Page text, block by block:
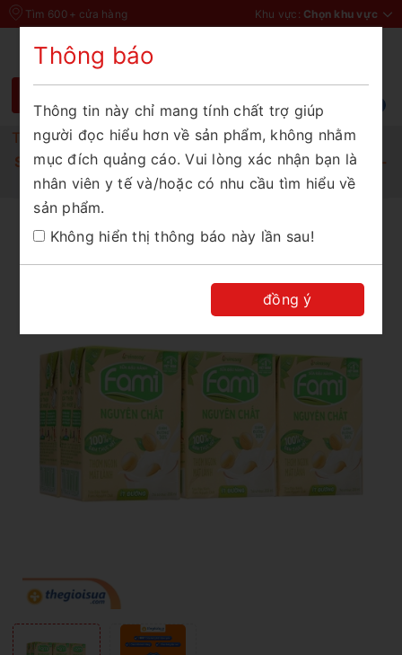
Tìm 600+ cửa hàng Khu vực: Chọn khu vực
Trang chủ
Sữa đậu nành Fami nguyên chất ít đường 6x200ml -
thùng 6 lốc
Thông báo
Thông tin này chỉ mang tính chất trợ giúp
người đọc hiểu hơn về sản phẩm, không nhằm
mục đích quảng cáo. Vui lòng xác nhận bạn là
nhân viên y tế và/hoặc có nhu cầu tìm hiểu về
sản phẩm.
Không hiển thị thông báo này lần sau!
đồng ý
Chào mừng bạn đến với Thế Giới Sữa
Vui lòng chọn tỉnh thành để xem chính xác
giá và khuyến mãi
Tỉnh/Thành phố